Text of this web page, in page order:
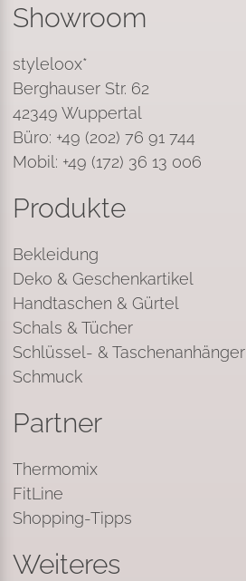
Showroom
styleloox*
Berghauser Str. 62
42349 Wuppertal
Büro: +49 (202) 76 91 744
Mobil: +49 (172) 36 13 006
Produkte
Bekleidung
Deko & Geschenkartikel
Handtaschen & Gürtel
Schals & Tücher
Schlüssel- & Taschenanhänger
Schmuck
Partner
Thermomix
FitLine
Shopping-Tipps
Weiteres